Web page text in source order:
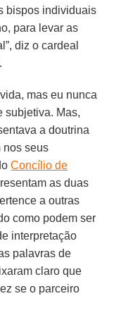
bispos individuais
para levar as
diz o cardeal
.
mas eu nunca
subjetiva. Mas,
a doutrina
nos seus
Concílio de
as duas
a outras
como podem ser
interpretação
palavras de
claro que
se o parceiro